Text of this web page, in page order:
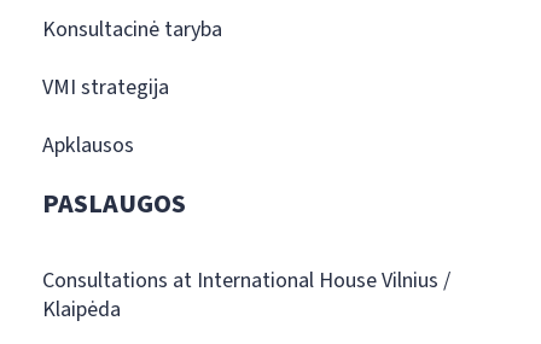
Konsultacinė taryba
VMI strategija
Apklausos
PASLAUGOS
Consultations at International House Vilnius /
Klaipėda